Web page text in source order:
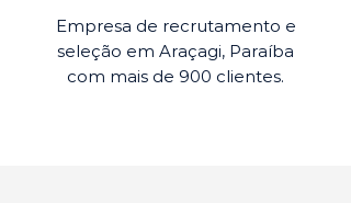
Empresa de recrutamento e
seleção em Araçagi, Paraíba
com mais de 900 clientes.